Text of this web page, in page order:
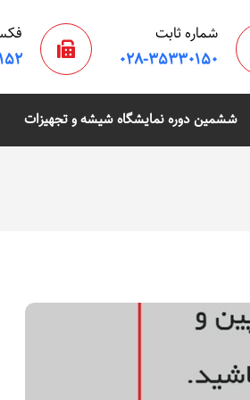
شماره ثابت
۰۲۸-۳۵۳۳۰۱۵۰
ششمین دوره نمایشگاه شیشه و تجهیزات